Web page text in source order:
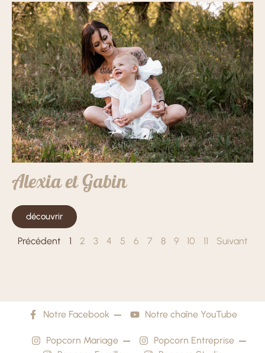
Alexia et Gabin
découvrir
Précédent 1 2 3 4 5 6 7 8 9 10 11 Suivant
Notre Facebook Notre chaîne YouTube
Popcorn Mariage
Popcorn Entreprise